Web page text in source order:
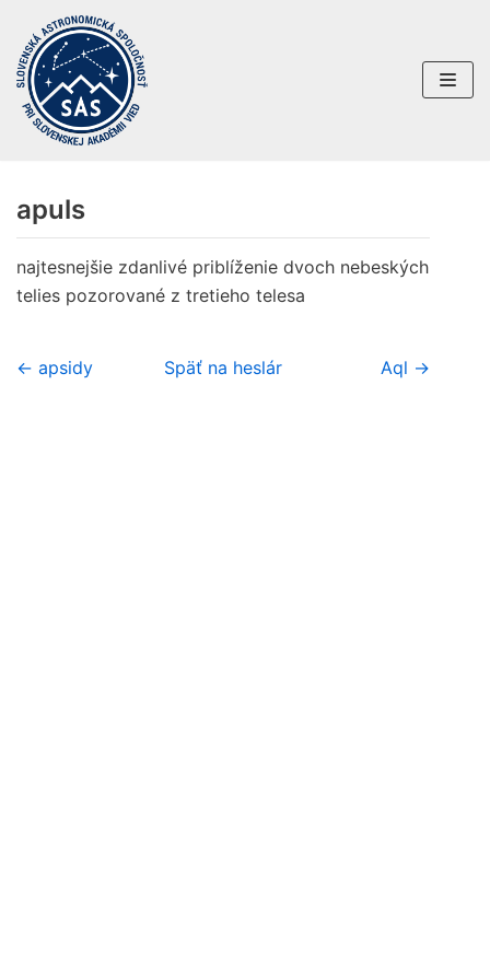
Preskočiť
na
obsah
apuls
najtesnejšie zdanlivé priblíženie dvoch nebeských
telies pozorované z tretieho telesa
← apsidy Späť na heslár Aql →